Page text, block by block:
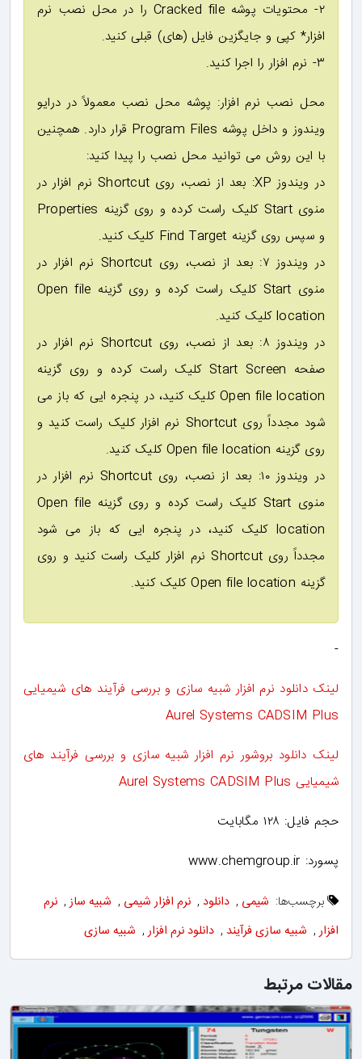
۲- محتویات پوشه Cracked file را در محل نصب نرم
افزار* کپی و جایگزین فایل (های) قبلی کنید.
۳- نرم افزار را اجرا کنید.
محل نصب نرم افزار: پوشه محل نصب معمولاً در درایو
ویندوز و داخل پوشه Program Files قرار دارد. همچنین
با این روش می توانید محل نصب را پیدا کنید:
در ویندوز XP: بعد از نصب، روی Shortcut نرم افزار در
منوی Start کلیک راست کرده و روی گزینه Properties
و سپس روی گزینه Find Target کلیک کنید.
در ویندوز ۷: بعد از نصب، روی Shortcut نرم افزار در
منوی Start کلیک راست کرده و روی گزینه Open file
location کلیک کنید.
در ویندوز ۸: بعد از نصب، روی Shortcut نرم افزار در
صفحه Start Screen کلیک راست کرده و روی گزینه
Open file location کلیک کنید، در پنجره ایی که باز می
شود مجدداً روی Shortcut نرم افزار کلیک راست کنید و
روی گزینه Open file location کلیک کنید.
در ویندوز ۱۰: بعد از نصب، روی Shortcut نرم افزار در
منوی Start کلیک راست کرده و روی گزینه Open file
location کلیک کنید، در پنجره ایی که باز می شود
مجدداً روی Shortcut نرم افزار کلیک راست کنید و روی
گزینه Open file location کلیک کنید.
-
لینک دانلود نرم افزار شبیه سازی و بررسی فرآیند های شیمیایی
Aurel Systems CADSIM Plus
لینک دانلود بروشور نرم افزار شبیه سازی و بررسی فرآیند های
شیمیایی Aurel Systems CADSIM Plus
حجم فایل: ۱۲۸ مگابایت
پسورد: www.chemgroup.ir
برچسب‌ها: شیمی , دانلود , نرم افزار شیمی , شبیه ساز , نرم
افزار , شبیه سازی فرآیند , دانلود نرم افزار , شبیه سازی
مقالات مرتبط